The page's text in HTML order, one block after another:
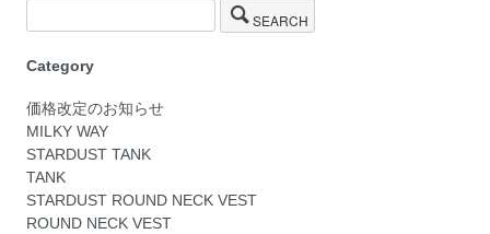
SEARCH
Category
価格改定のお知らせ
MILKY WAY
STARDUST TANK
TANK
STARDUST ROUND NECK VEST
ROUND NECK VEST